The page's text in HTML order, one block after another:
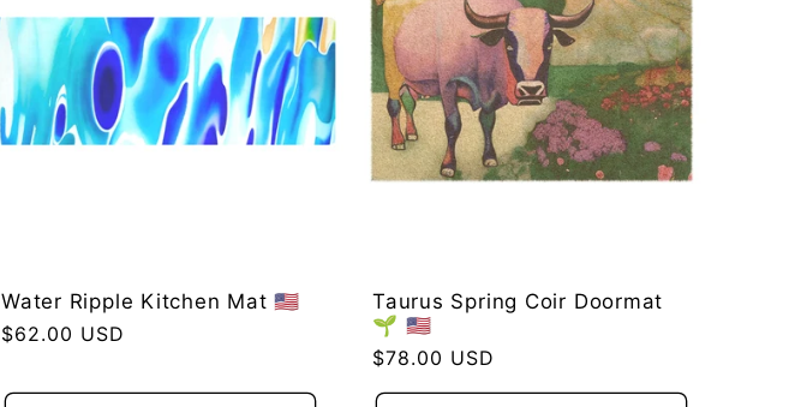
Water Ripple Kitchen Mat 🇺🇸
常
价
$62.00 USD
Taurus Spring Coir Doormat
🌱 🇺🇸
常
规
$78.00 USD